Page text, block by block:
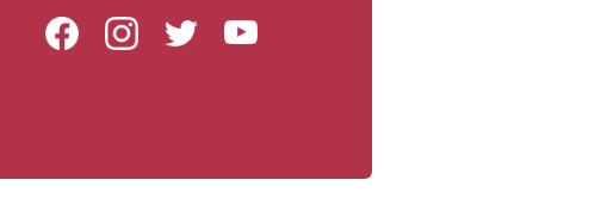
FacebookInstagramTwitter Youtube